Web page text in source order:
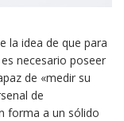
la idea de que para
necesario poseer
de «medir su
de
forma a un sólido